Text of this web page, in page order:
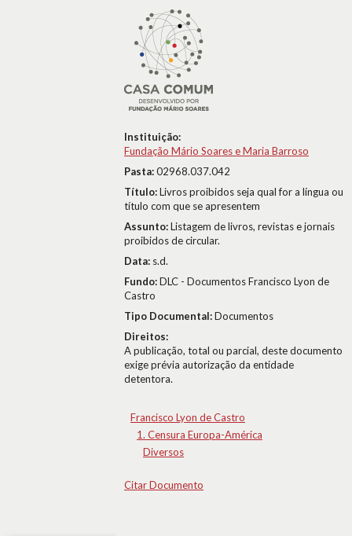
Instituição:
Fundação Mário Soares e Maria Barroso
Pasta:02968.037.042
Título:Livros proibidos seja qual for a língua ou
título com que se apresentem
Assunto:Listagem de livros, revistas e jornais
proibidos de circular.
Data: s.d.
Fundo:DLC - Documentos Francisco Lyon de
Castro
Tipo Documental:Documentos
Direitos:
A publicação, total ou parcial, deste documento
exige prévia autorização da entidade
detentora.
Francisco Lyon de Castro
1. Censura Europa-América
Diversos
Citar Documento